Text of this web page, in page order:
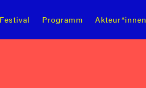
Festival Programm Akteur*innen